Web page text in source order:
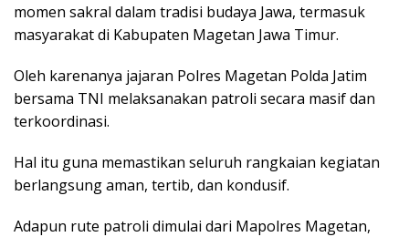
momen sakral dalam tradisi budaya Jawa, termasuk
masyarakat di Kabupaten Magetan Jawa Timur.
Oleh karenanya jajaran Polres Magetan Polda Jatim
bersama TNI melaksanakan patroli secara masif dan
terkoordinasi.
Hal itu guna memastikan seluruh rangkaian kegiatan
berlangsung aman, tertib, dan kondusif.
Adapun rute patroli dimulai dari Mapolres Magetan,